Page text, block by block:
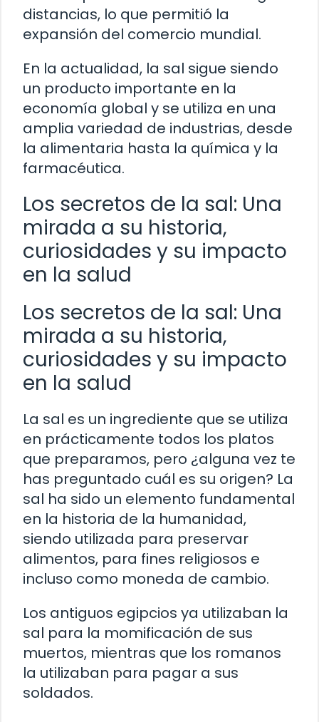
distancias, lo que permitió la
expansión del comercio mundial.
En la actualidad, la sal sigue siendo
un producto importante en la
economía global y se utiliza en una
amplia variedad de industrias, desde
la alimentaria hasta la química y la
farmacéutica.
Los secretos de la sal: Una
mirada a su historia,
curiosidades y su impacto
en la salud
Los secretos de la sal: Una
mirada a su historia,
curiosidades y su impacto
en la salud
La sal es un ingrediente que se utiliza
en prácticamente todos los platos
que preparamos, pero ¿alguna vez te
has preguntado cuál es su origen? La
sal ha sido un elemento fundamental
en la historia de la humanidad,
siendo utilizada para preservar
alimentos, para fines religiosos e
incluso como moneda de cambio.
Los antiguos egipcios ya utilizaban la
sal para la momificación de sus
muertos, mientras que los romanos
la utilizaban para pagar a sus
soldados.